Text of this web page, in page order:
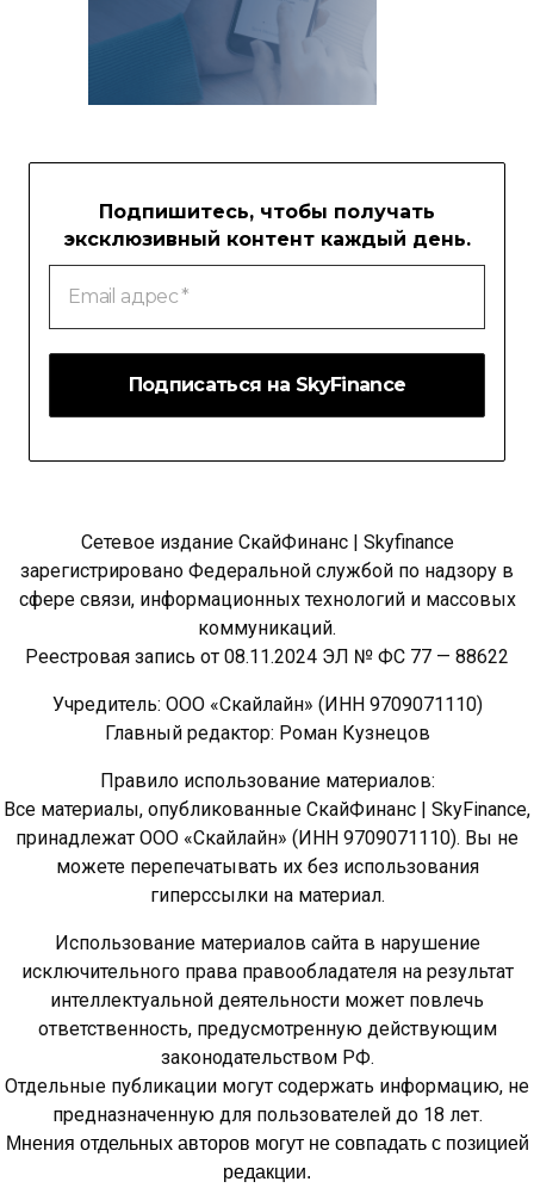
Подпишитесь, чтобы получать
эксклюзивный контент каждый день.
Email
адрес
Сетевое издание СкайФинанс | Skyfinance
зарегистрировано Федеральной службой по надзору в
сфере связи, информационных технологий и массовых
коммуникаций.
Реестровая запись от 08.11.2024 ЭЛ № ФС 77 — 88622
Учредитель: ООО «Скайлайн» (ИНН 9709071110)
Главный редактор: Роман Кузнецов
Правило использование материалов:
Все материалы, опубликованные СкайФинанс | SkyFinance,
принадлежат ООО «Скайлайн» (ИНН 9709071110). Вы не
можете перепечатывать их без использования
гиперссылки на материал.
Использование материалов сайта в нарушение
исключительного права правообладателя на результат
интеллектуальной деятельности может повлечь
ответственность, предусмотренную действующим
законодательством РФ.
Отдельные публикации могут содержать информацию, не
предназначенную для пользователей до 18 лет.
Мнения отдельных авторов могут не совпадать с позицией
редакции.